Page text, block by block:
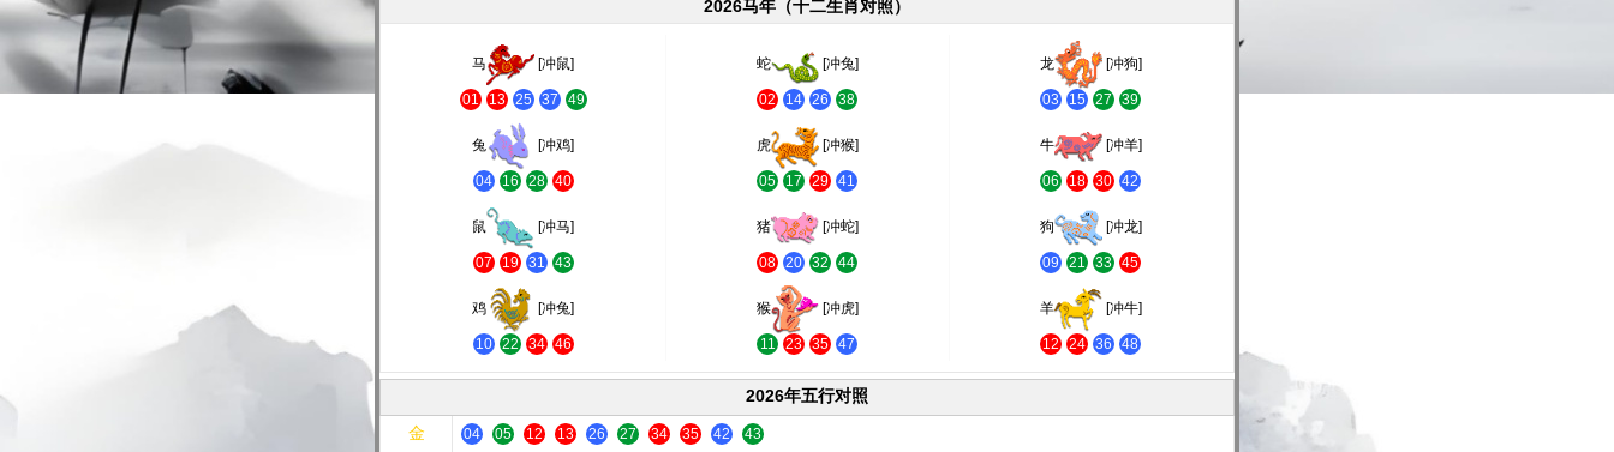
2026马年（十二生肖对照）
马 [冲鼠]
01 13 25 37 49
蛇 [冲兔]
02 14 26 38
龙 [冲狗]
03 15 27 39
兔 [冲鸡]
04 16 28 40
虎 [冲猴]
05 17 29 41
牛 [冲羊]
06 18 30 42
鼠 [冲马]
07 19 31 43
猪 [冲蛇]
08 20 32 44
狗 [冲龙]
09 21 33 45
鸡 [冲兔]
10 22 34 46
猴 [冲虎]
11 23 35 47
羊 [冲牛]
12 24 36 48
2026年五行对照
金
04 05 12 13 26 27 34 35 42 43